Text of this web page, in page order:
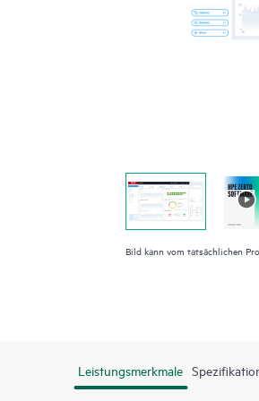
Bild kann vom tatsächlichen
Leistungsmerkmale